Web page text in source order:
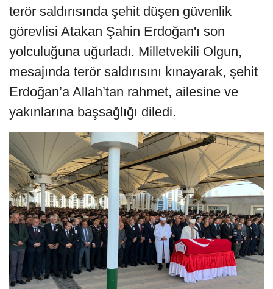
terör saldırısında şehit düşen güvenlik
görevlisi Atakan Şahin Erdoğan'ı son
yolculuğuna uğurladı. Milletvekili Olgun,
mesajında terör saldırısını kınayarak, şehit
Erdoğan’a Allah’tan rahmet, ailesine ve
yakınlarına başsağlığı diledi.